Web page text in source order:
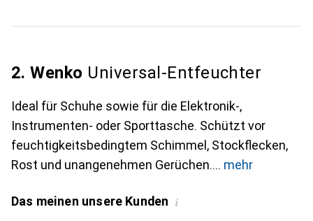
2. Wenko Universal-Entfeuchter
Ideal für Schuhe sowie für die Elektronik-,
Instrumenten- oder Sporttasche. Schützt vor
feuchtigkeitsbedingtem Schimmel, Stockflecken,
Rost und unangenehmen Gerüchen.
mehr
Das meinen unsere Kunden i